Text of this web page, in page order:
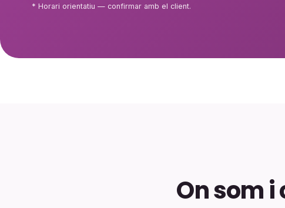
* Horari orientatiu — confirmar amb el client.
On som